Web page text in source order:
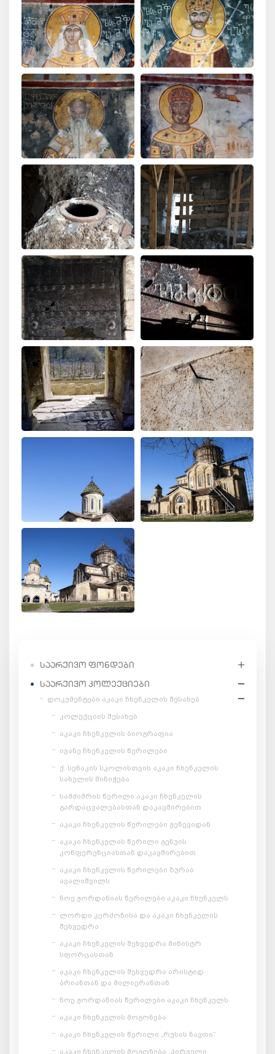
ᲡᲐᲐᲠᲥᲘᲕᲝ ᲤᲝᲜᲓᲔᲑᲘ
ᲡᲐᲐᲠᲥᲘᲕᲝ ᲙᲝᲚᲔᲥᲪᲘᲔᲑᲘ
დოკუმენტები აკაკი ჩხენკელის შესახებ
კოლექციის შესახებ
აკაკი ჩხენკელის ბიოგრაფია
ივანე ჩხენკელის წერილები
ქ. სენაკის სკოლისთვის აკაკი ჩხენკელის
სახელის მინიჭება
სამძიმრის წერილი აკაკი ჩხენკელის
გარდაცვალებასთან დაკავშირებით
აკაკი ჩხენკელის წერილები ჟენევიდან
აკაკი ჩხენკელის წერილი გენუის
კონფერენციასთან დაკავშირებით
აკაკი ჩხენკელის წერილები ზურაბ
ავალიშვილს
ნოე ჟორდანიას წერილები აკაკი ჩხენკელს
ლორდი კერძონისა და აკაკი ჩხენკელის
შეხვედრა
აკაკი ჩხენკელის შეხვედრა მინისტრ
სფორცასთან
აკაკი ჩხენკელის შეხვედრა არისტიდ
ბრიანთან და მილიერანთან
ნოე ჟორდანიას წერილები აკაკი ჩხენკელს
აკაკი ჩხენკელის მოგონება
აკაკი ჩხენკელის წერილი „რუსის ნავთი“
აკაკი ჩხენკელის მოგონება „პირველი